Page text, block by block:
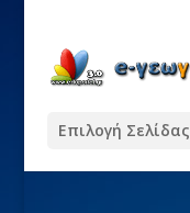
Επιλογή Σελίδας